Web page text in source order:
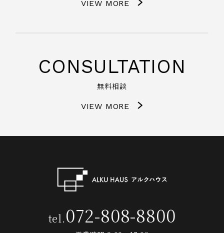
VIEW MORE
CONSULTATION
無料相談
VIEW MORE
tel.072-808-8800